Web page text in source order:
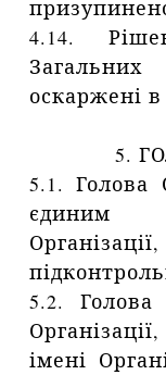
4.14.
оскаржені
5.
5.1. Голова
єдиним
5.2. Голова
імені